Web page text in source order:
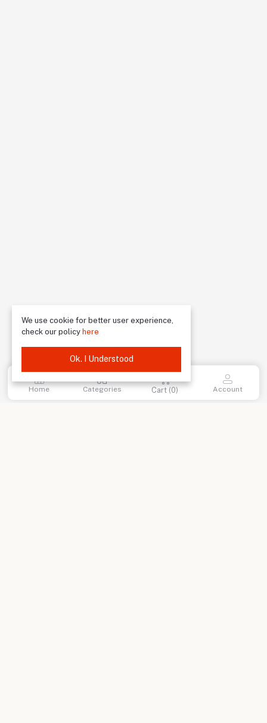
Home Categories Cart (0) Account
We use cookie for better user experience,
check our policy here
Ok. I Understood